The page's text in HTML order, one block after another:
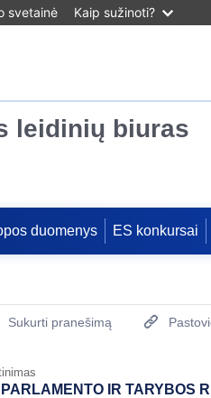
svetainė Kaip sužinoti?
leidinių biuras
duomenys ES konkursai
Portlet
Sukurti pranešimą
PARLAMENTO IR TARYBOS